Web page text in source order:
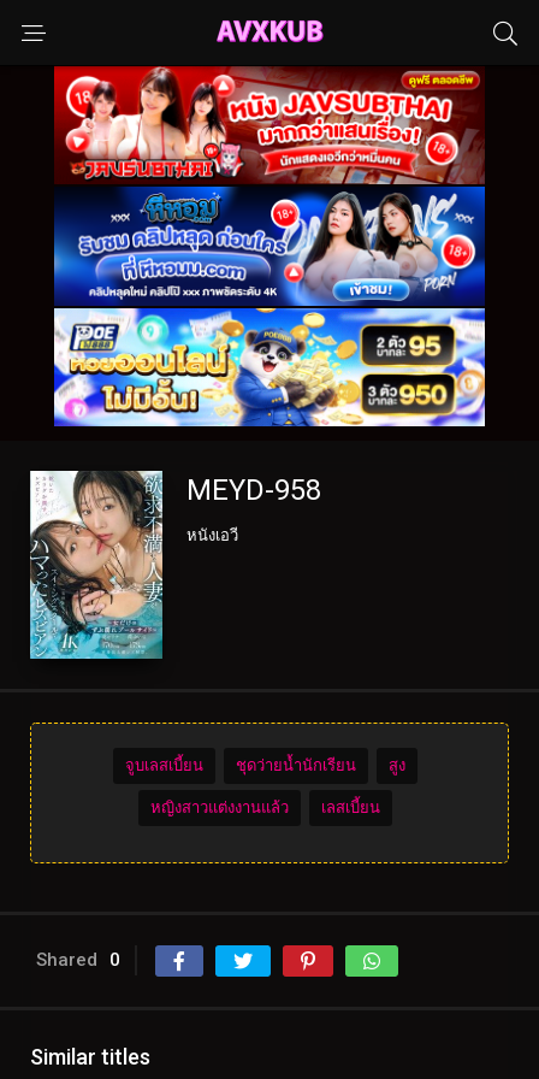
MEYD-958
หนังเอวี
จูบเลสเบี้ยน ชุดว่ายน้ำนักเรียน สูง
หญิงสาวแต่งงานแล้ว เลสเบี้ยน
Shared 0
Similar titles